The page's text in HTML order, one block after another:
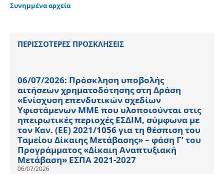
Συνημμένα αρχεία
ΠΕΡΙΣΣΟΤΕΡΕΣ ΠΡΟΣΚΛΗΣΕΙΣ
06/07/2026: Πρόσκληση υποβολής
αιτήσεων χρηματοδότησης στη Δράση
«Ενίσχυση επενδυτικών σχεδίων
Υφιστάμενων ΜΜΕ που υλοποιούνται στις
ηπειρωτικές περιοχές ΕΣΔΙΜ, σύμφωνα με
τον Καν. (ΕΕ) 2021/1056 για τη θέσπιση του
Ταμείου Δίκαιης Μετάβασης» – φάση Γ’ του
Προγράμματος «Δίκαιη Αναπτυξιακή
Μετάβαση» ΕΣΠΑ 2021-2027
06/07/2026